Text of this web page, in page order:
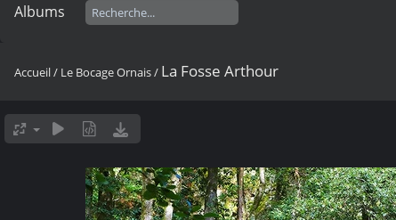
Albums
Accueil/ Le Bocage Ornais/ La Fosse Arthour